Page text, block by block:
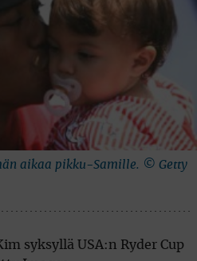
aikaa pikku-Samille. © Getty